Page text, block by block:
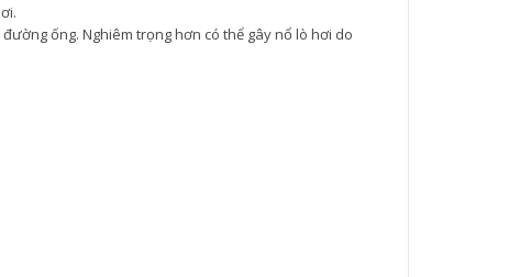
ống. Nghiêm trọng hơn có thể gây nổ lò hơi do